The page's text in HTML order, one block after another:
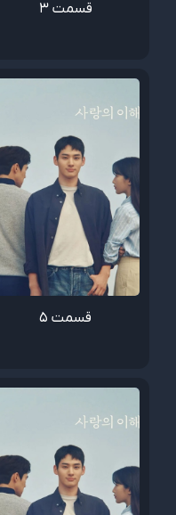
قسمت 3
قسمت 5